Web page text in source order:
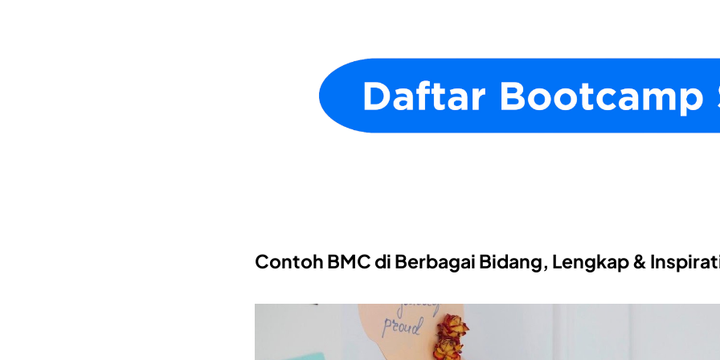
Contoh BMC di Berbagai Bidang, Lengkap &